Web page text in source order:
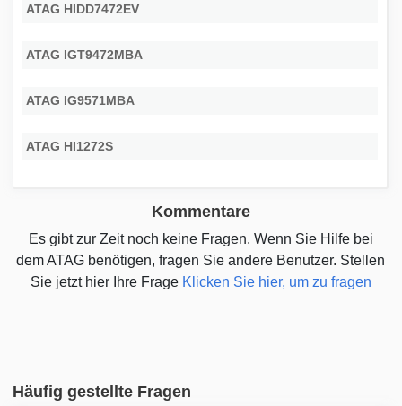
ATAG HIDD7472EV
ATAG IGT9472MBA
ATAG IG9571MBA
ATAG HI1272S
Kommentare
Es gibt zur Zeit noch keine Fragen. Wenn Sie Hilfe bei
dem ATAG benötigen, fragen Sie andere Benutzer. Stellen
Sie jetzt hier Ihre Frage Klicken Sie hier, um zu fragen
Häufig gestellte Fragen